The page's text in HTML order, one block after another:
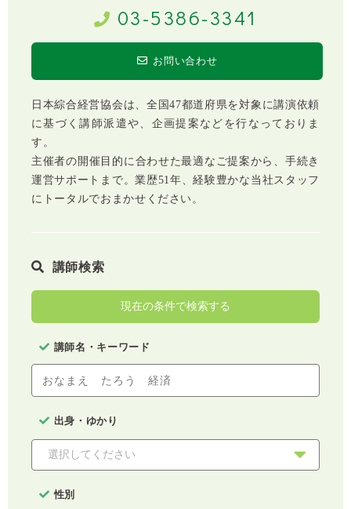
03-5386-3341
お問い合わせ
日本綜合経営協会は、全国47都道府県を対象に講演依頼
に基づく講師派遣や、企画提案などを行なっておりま
す。
主催者の開催目的に合わせた最適なご提案から、手続き
運営サポートまで。業歴51年、経験豊かな当社スタッフ
にトータルでおまかせください。
講師検索
現在の条件で検索する
講師名・キーワード
出身・ゆかり
性別